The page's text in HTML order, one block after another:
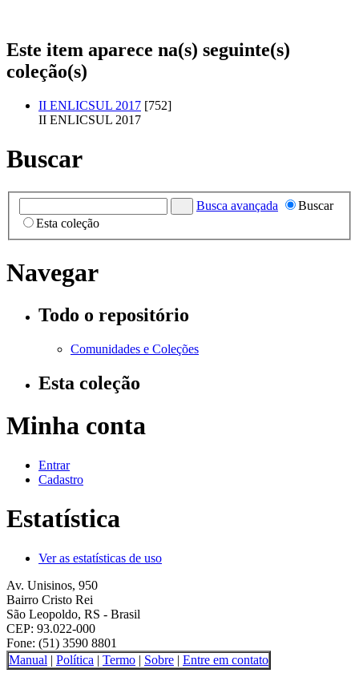
Este item aparece na(s) seguinte(s)
coleção(s)
II ENLICSUL 2017 [752]
II ENLICSUL 2017
Buscar
Busca avançada
Buscar
Esta coleção
Navegar
Todo o repositório
Comunidades e Coleções
Esta coleção
Minha conta
Entrar
Cadastro
Estatística
Ver as estatísticas de uso
Av. Unisinos, 950
Bairro Cristo Rei
São Leopoldo, RS - Brasil
CEP: 93.022-000
Fone: (51) 3590 8801
Manual | Política | Termo | Sobre | Entre em contato